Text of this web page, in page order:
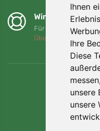
Ihnen
Ihre
Diese
unsere
unsere
Wir
Für jede Bestellung
Über uns